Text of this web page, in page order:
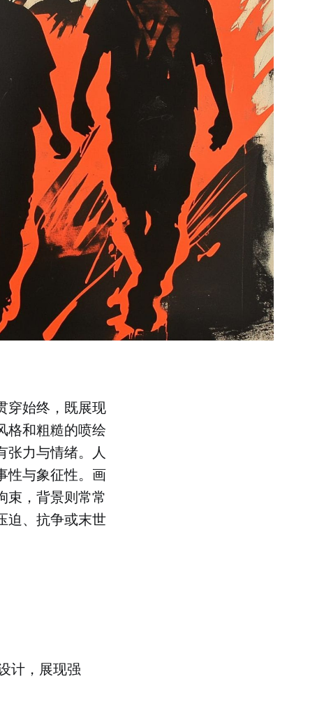
穿始终，既展现
格和粗糙的喷绘
张力与情绪。人
性与象征性。画
束，背景则常常
迫、抗争或末世
计，展现强